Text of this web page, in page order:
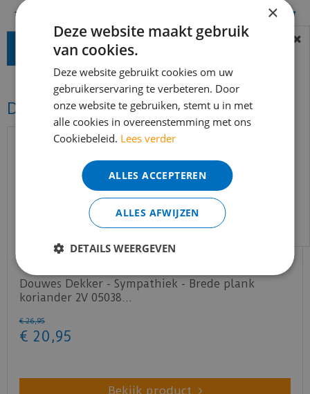
Totaal (incl. BTW) 63 87
Dit vind je misschien ook mooi!
Douwes Dekker - Sympathiek - Brede plank
koriander 2V 05038…
€ 26,95
€ 20 ,95
Bekijk product
BEREIKBAARHEID
In verband met de vakantie periode zijn wij
t/m 14 augustus telefonisch helaas niet
bereikbaar.
Bestelling worden uiteraard verwerkt
echter iets minder snel dan wat je van ons
gewend bent.
Voor vragen kan je ons bereiken via
info@merkvloerenwinkel.nl
×
Deze website maakt gebruik
van cookies.
Deze website gebruikt cookies om uw
gebruikerservaring te verbeteren. Door
onze website te gebruiken, stemt u in met
alle cookies in overeenstemming met ons
Cookiebeleid. Lees verder
ALLES ACCEPTEREN
ALLES AFWIJZEN
DETAILS WEERGEVEN